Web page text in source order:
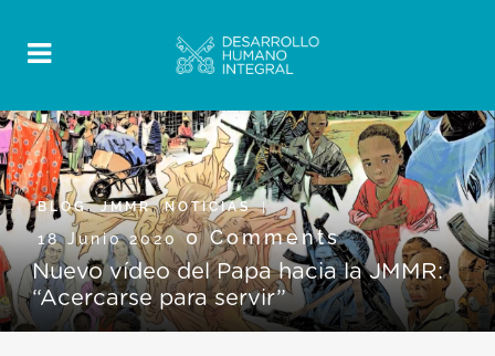
BLOG,JMMR,NOTICIAS
18 Junio 20200 Comments
Nuevo vídeo del Papa hacia la JMMR:
“Acercarse para servir”